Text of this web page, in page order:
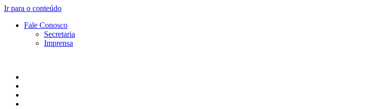
Ir para o conteúdo
Fale Conosco
Secretaria
Imprensa